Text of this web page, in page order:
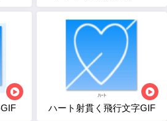
ハート射貫く飛行文字GIF